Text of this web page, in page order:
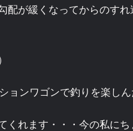
配が緩くなってからのす
ョンワゴンで釣りを楽し
れます・・・今の私にち